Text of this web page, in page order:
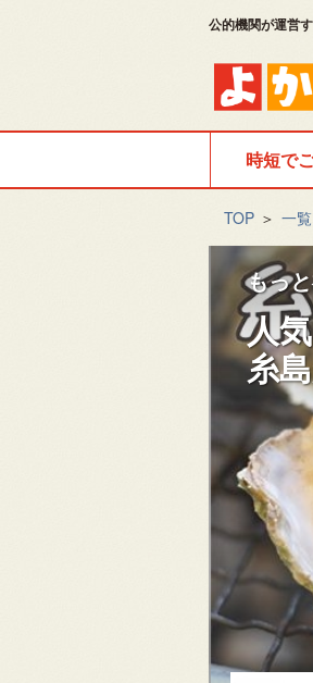
公的機関が運営
時短で
TOP ＞ 一覧
もっ
人
糸